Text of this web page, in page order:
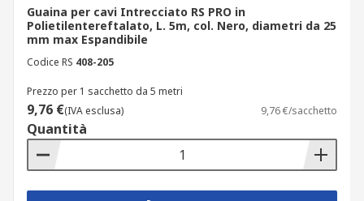
Guaina per cavi Intrecciato RS PRO in
Polietilentereftalato, L. 5m, col. Nero, diametri da 25
mm max Espandibile
Codice RS 408-205
Prezzo per 1 sacchetto da 5 metri
9,76 €(IVA esclusa) 9,76 €/sacchetto
Quantità